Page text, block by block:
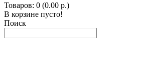
Товаров: 0 (0.00 р.)
В корзине пусто!
Поиск